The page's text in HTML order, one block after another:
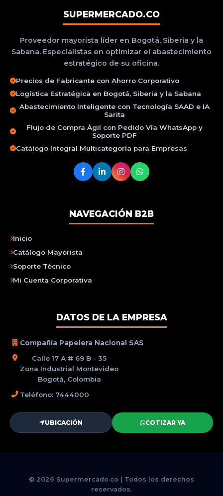
SUPERMERCADO.CO
Proveedor mayorista líder en Bogotá, Siberia y la
Sabana. Especialistas en optimizar el abastecimiento
estratégico de su oficina.
Precios de Fabricante con Ahorro Corporativo
Logística Estratégica en Bogotá, Siberia y la Sabana
Abastecimiento Inteligente con Tecnología SAAD e IA
Sarita
Flujo de Compra Ágil con Pedido Vía WhatsApp y
Soporte PDF
Catálogo Integral Multicategoría para Empresas
NAVEGACIÓN B2B
Inicio
Catálogo Mayorista
Soporte Técnico
Mi Cuenta Corporativa
DATOS DE LA EMPRESA
Compañía Papelera Nacional SAS
Calle 17 A # 69 B - 35
Zona Industrial Montevideo
Bogotá, Colombia
Teléfono: 7444000
UBICACIÓN COTIZAR YA
© 2026 Supermercado.co | Todos los derechos
reservados.